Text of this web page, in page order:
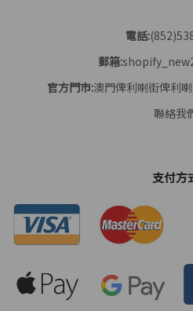
電話:
郵箱:
官方門市:澳門俾利喇街俾利
聯絡我
支付方